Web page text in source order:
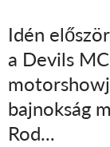
Idén
a Devils
bajnokság
Rod...